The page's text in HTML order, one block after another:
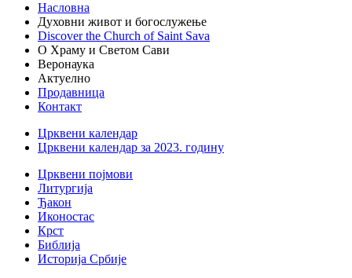
Насловна
Духовни живот и богослужење
Discover the Church of Saint Sava
О Храму и Светом Сави
Веронаука
Актуелно
Продавница
Контакт
Црквени календар
Црквени календар за 2023. годину
Црквени појмови
Литургија
Ђакон
Иконостас
Крст
Библија
Историја Србије